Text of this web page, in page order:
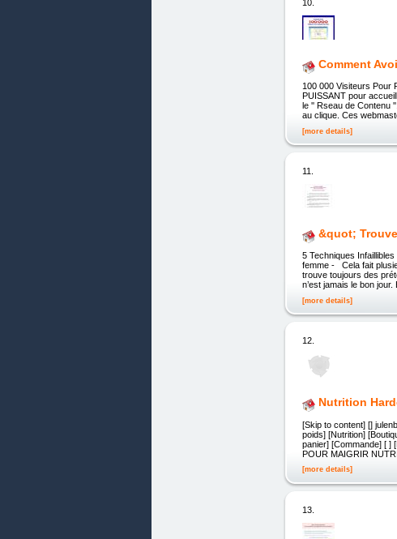
10.
Comment
100 000 Visiteurs Pour
PUISSANT pour
le '' Rseau de Contenu
au clique. Ces
[more details]
11.
&quot;
5 Techniques
femme - Cela fait
trouve toujours des
n’est jamais le bon
[more details]
12.
Nutrition
[Skip to content] []
poids] [Nutrition]
panier] [Commande] [ ]
POUR MAIGRIR
[more details]
13.